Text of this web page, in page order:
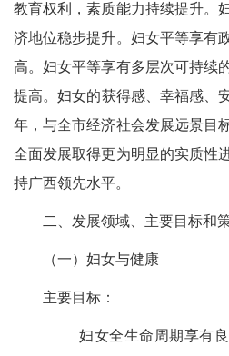
教育权利，素质能力持续提升。
济地位稳步提升。妇女平等享有
高。妇女平等享有多层次可持续
提高。妇女的获得感、幸福感、
年，与全市经济社会发展远景目
全面发展取得更为明显的实质性
持广西领先水平。
二、发展领域、主要目标和
（一）妇女与健康
主要目标：
妇女全生命周期享有